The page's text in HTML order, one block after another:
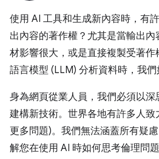
使用 AI 工具和生成新內容時，有
出內容的著作權？尤其是當輸出
材影響很大，或是直接複製受著
語言模型 (LLM) 分析資料時，我
身為網頁從業人員，我們必須以深
建構新技術。世界各地有許多人
更多問題)。我們無法涵蓋所有疑
解您在使用 AI 時如何思考倫理問題